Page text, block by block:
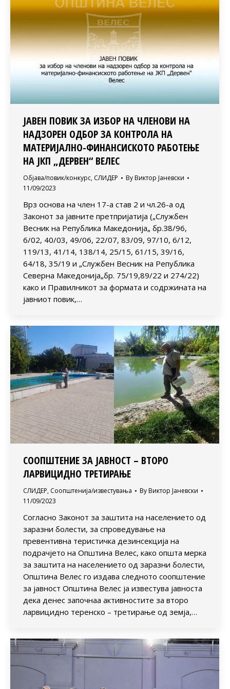
ЈАВЕН ПОВИК ЗА ИЗБОР НА ЧЛЕНОВИ НА
НАДЗОРЕН ОДБОР ЗА КОНТРОЛА НА
МАТЕРИЈАЛНО-ФИНАНСИСКОТО РАБОТЕЊЕ
НА ЈКП „ДЕРВЕН“ ВЕЛЕС
Објава/повик/конкурс, СЛИДЕР By Виктор Јаневски
11/09/2023
Врз основа на член 17-а став 2 и чл.26-а од
Законот за јавните претпријатија („Службен
Весник на Република Македонија„ бр.З8/96,
6/02, 40/03, 49/06, 22/07, 83/09, 97/10, 6/12,
119/13, 41/14, 138/14, 25/15, 61/15, 39/16,
64/18, 35/19 и „Службен Весник на Република
Северна Македонија„бр. 75/19,89/22 и 274/22)
како и Правилникот за формата и содржината на
јавниот повик,…
СООПШТЕНИЕ ЗА ЈАВНОСТ – ВТОРО
ЛАРВИЦИДНО ТРЕТИРАЊЕ
СЛИДЕР, Соопштенија/известувања By Виктор Јаневски
11/09/2023
Согласно Законот за заштита на населението од
заразни болести, за спроведување на
превентивна теристичка дезинсекција на
подрачјето на Општина Велес, како општа мерка
за заштита на населението од заразни болести,
Општина Велес го издава следното соопштение
за јавност Општина Велес ја известува јавноста
дека денес започнаа активностите за второ
ларвицидно теренско – третирање од земја,…